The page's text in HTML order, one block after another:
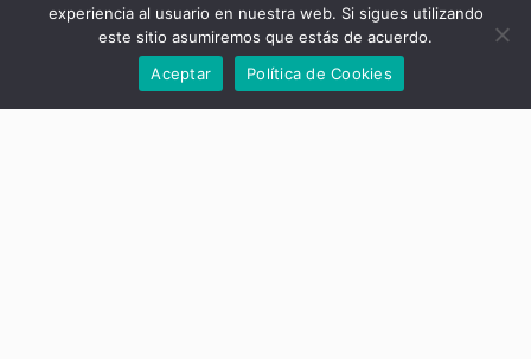
experiencia al usuario en nuestra web. Si sigues utilizando
este sitio asumiremos que estás de acuerdo.
Aceptar
Política de Cookies